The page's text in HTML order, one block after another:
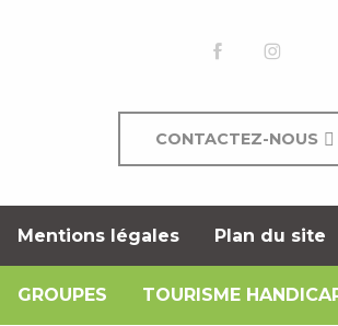
CONTACTEZ-NOUS
Mentions légales Plan du site
GROUPES TOURISME